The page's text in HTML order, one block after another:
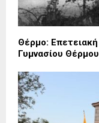
Θέρμο:
Γυμνασίου